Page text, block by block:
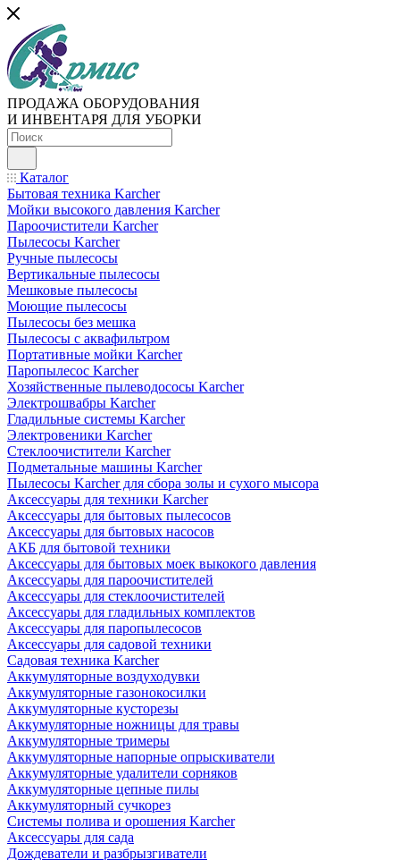
ПРОДАЖА ОБОРУДОВАНИЯ
И ИНВЕНТАРЯ ДЛЯ УБОРКИ
Каталог
Бытовая техника Karcher
Мойки высокого давления Karcher
Пароочистители Karcher
Пылесосы Karcher
Ручные пылесосы
Вертикальные пылесосы
Мешковые пылесосы
Моющие пылесосы
Пылесосы без мешка
Пылесосы с аквафильтром
Портативные мойки Karcher
Паропылесос Karcher
Хозяйственные пылеводососы Karcher
Электрошвабры Karcher
Гладильные системы Karcher
Электровеники Karcher
Стеклоочистители Karcher
Подметальные машины Karcher
Пылесосы Karcher для сбора золы и сухого мысора
Аксессуары для техники Karcher
Аксессуары для бытовых пылесосов
Аксессуары для бытовых насосов
АКБ для бытовой техники
Аксессуары для бытовых моек выкокого давления
Аксессуары для пароочистителей
Аксессуары для стеклоочистителей
Аксессуары для гладильных комплектов
Аксессуары для паропылесосов
Аксессуары для садовой техники
Садовая техника Karcher
Аккумуляторные воздуходувки
Аккумуляторные газонокосилки
Аккумуляторные кусторезы
Аккумуляторные ножницы для травы
Аккумуляторные тримеры
Аккумуляторные напорные опрыскиватели
Аккумуляторные удалители сорняков
Аккумуляторные цепные пилы
Аккумуляторный сучкорез
Системы полива и орошения Karcher
Аксессуары для сада
Дождеватели и разбрызгиватели